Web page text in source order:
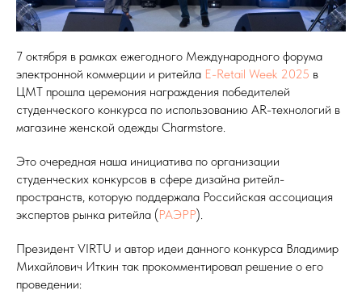
7 октября в рамках ежегодного Международного форума
электронной коммерции и ритейла E-Retail Week 2025 в
ЦМТ прошла церемония награждения победителей
студенческого конкурса по использованию AR-технологий в
магазине женской одежды Charmstore.
Это очередная наша инициатива по организации
студенческих конкурсов в сфере дизайна ритейл-
пространств, которую поддержала Российская ассоциация
экспертов рынка ритейла (РАЭРР).
Президент VIRTU и автор идеи данного конкурса Владимир
Михайлович Иткин так прокомментировал решение о его
проведении: